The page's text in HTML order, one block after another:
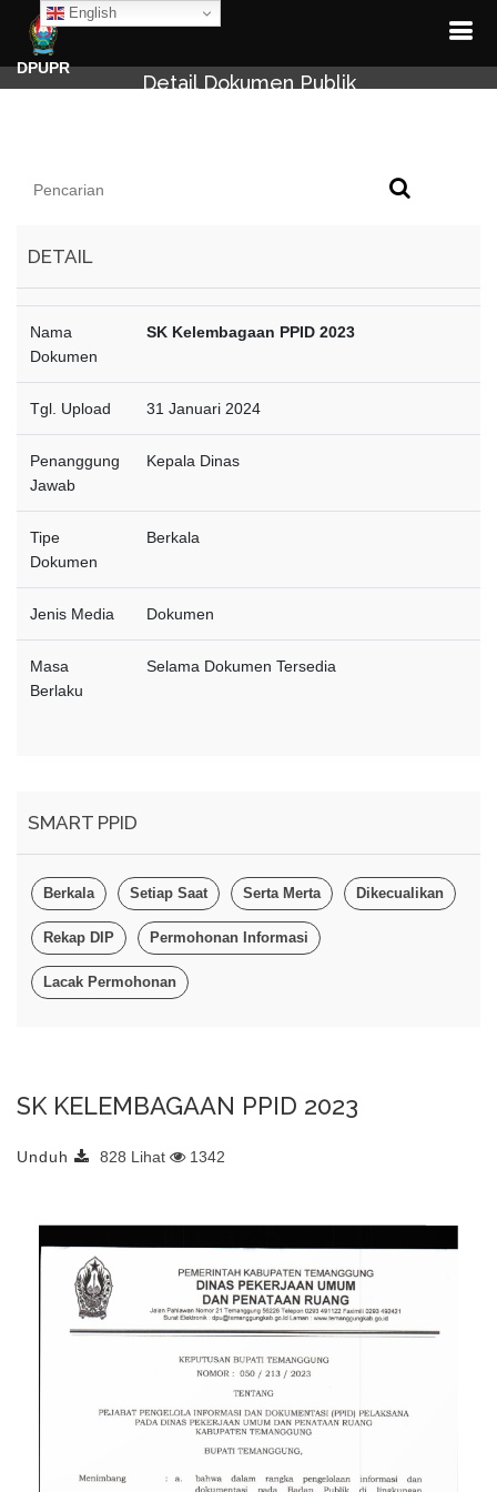
English
DPUPR
Detail Dokumen Publik
DETAIL
Nama
Dokumen
SK Kelembagaan PPID 2023
Tgl. Upload 31 Januari 2024
Penanggung
Jawab
Kepala Dinas
Tipe
Dokumen
Berkala
Jenis Media Dokumen
Masa
Berlaku
Selama Dokumen Tersedia
SMART PPID
Berkala Setiap Saat Serta Merta Dikecualikan
Rekap DIP Permohonan Informasi
Lacak Permohonan
SK KELEMBAGAAN PPID 2023
Unduh 828 Lihat 1342